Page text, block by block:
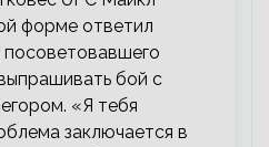
форме ответил
бой с
«Я тебя
заключается в